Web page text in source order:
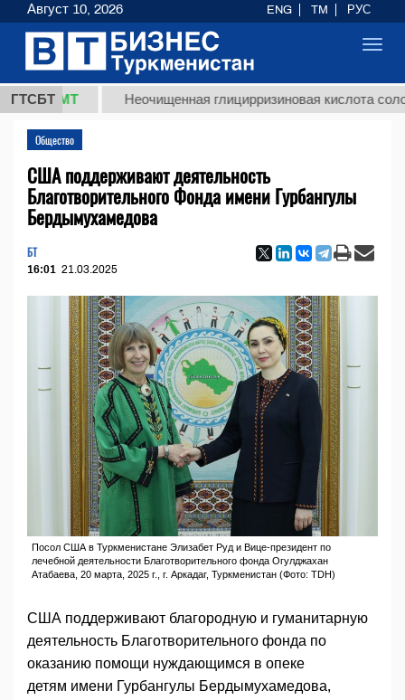
ГТСБТ
ТМТ Неочищенная глицирризиновая кислота
Общество
США поддерживают деятельность
Благотворительного Фонда имени Гурбангулы
Бердымухамедова
БТ
16:01 21.03.2025
Посол США в Туркменистане Элизабет Руд и Вице-президент по
лечебной деятельности Благотворительного фонда Огулджахан
Атабаева, 20 марта, 2025 г., г. Аркадаг, Туркменистан (Фото: TDH)
США поддерживают благородную и гуманитарную
деятельность Благотворительного фонда по
оказанию помощи нуждающимся в опеке
детям имени Гурбангулы Бердымухамедова,
Август 10, 2026 ENG TM РУС